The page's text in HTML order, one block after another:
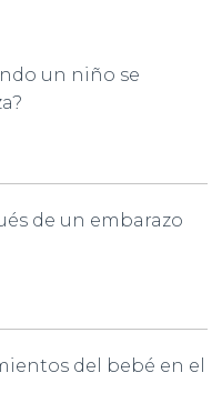
un niño se
de un embarazo
del bebé en el